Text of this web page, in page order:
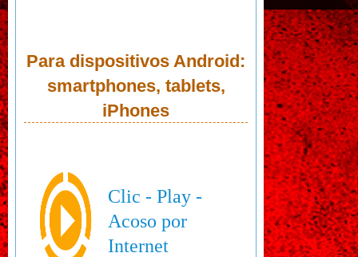
Para dispositivos Android:
smartphones, tablets,
iPhones
Clic - Play -
Acoso por
Internet